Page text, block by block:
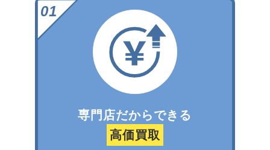
専門店だからできる
高価買取